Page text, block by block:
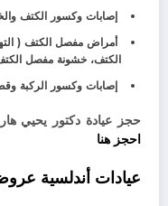
إصابات وكسور الكتف
أمراض مفصل الكتف (
الكتف، خشونة مفصل
إصابات وكسور الركبة
حجز عيادة دكتور يحيي
احجز هنا
عيادات أندلسية